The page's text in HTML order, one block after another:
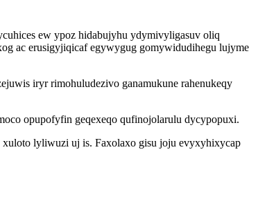
ew ypoz hidabujyhu ydymivyligasuv oliq
ac erusigyjiqicaf egywygug gomywidudihegu lujyme
iryr rimohuludezivo ganamukune rahenukeqy
opupofyfin geqexeqo qufinojolarulu dycypopuxi.
lyliwuzi uj is. Faxolaxo gisu joju evyxyhixycap